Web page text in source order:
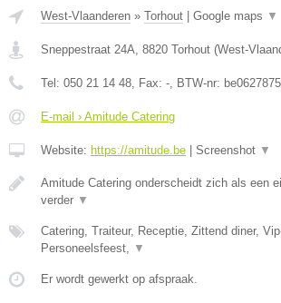
West-Vlaanderen » Torhout Google maps ▼
Sneppestraat 24A, 8820 Torhout (West-
Tel: 050 21 14 48, Fax: -, BTW-nr:
E-mail › Amitude Catering
Website: https://amitude.be Screenshot ▼
Amitude Catering onderscheidt zich als een
verder ▼
Catering, Traiteur, Receptie, Zittend diner,
Personeelsfeest, ▼
Er wordt gewerkt op afspraak.